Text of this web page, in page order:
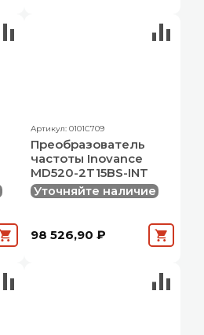
Артикул: 0101C709
Преобразователь
частоты Inovance
MD520-2T15BS-INT
Уточняйте наличие
98 526,90 ₽